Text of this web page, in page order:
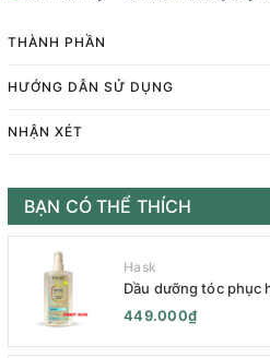
THÀNH PHẦN
HƯỚNG DẪN SỬ DỤNG
NHẬN XÉT
BẠN CÓ THỂ THÍCH
Hask
Dầu dưỡng tóc phục
Series 120mL-
449.000₫